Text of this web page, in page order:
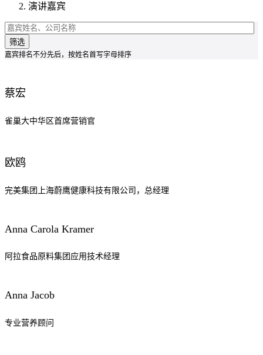
演讲嘉宾
筛选
嘉宾排名不分先后，按姓名首写字母排序
蔡宏
雀巢大中华区首席营销官
欧鸥
完美集团上海蔚鹰健康科技有限公司，总经理
Anna Carola Kramer
阿拉食品原料集团应用技术经理
Anna Jacob
专业营养顾问